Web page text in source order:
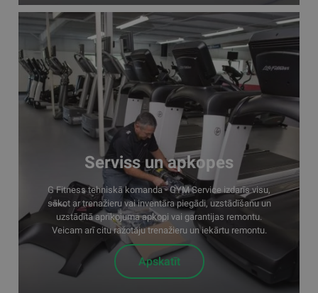
Serviss un apkopes
G Fitness tehniskā komanda - GYM Service izdarīs visu,
sākot ar trenažieru vai inventāra piegādi, uzstādīšanu un
uzstādītā aprīkojuma apkopi vai garantijas remontu.
Veicam arī citu ražotāju trenažieru un iekārtu remontu.
Apskatīt